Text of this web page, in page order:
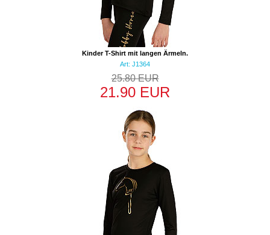
Kinder T-Shirt mit langen Ärmeln.
Art: J1364
25.80 EUR
21.90 EUR